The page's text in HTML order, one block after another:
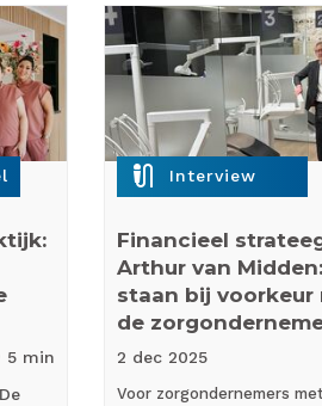
5 min
mic_external_on Interview
Financieel
Arthur van Midden:
staan bij voorkeur
de
2 dec 2025
Voor zorgondernemers